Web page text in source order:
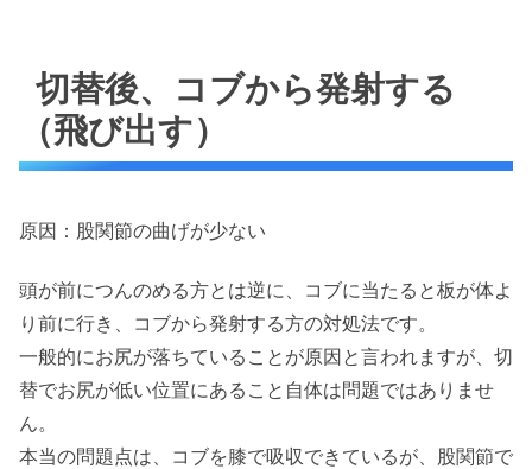
切替後、コブから発射する
（飛び出す）
原因：股関節の曲げが少ない
頭が前につんのめる方とは逆に、コブに当たると板が体よ
り前に行き、コブから発射する方の対処法です。
一般的にお尻が落ちていることが原因と言われますが、切
替でお尻が低い位置にあること自体は問題ではありませ
ん。
本当の問題点は、コブを膝で吸収できているが、股関節で